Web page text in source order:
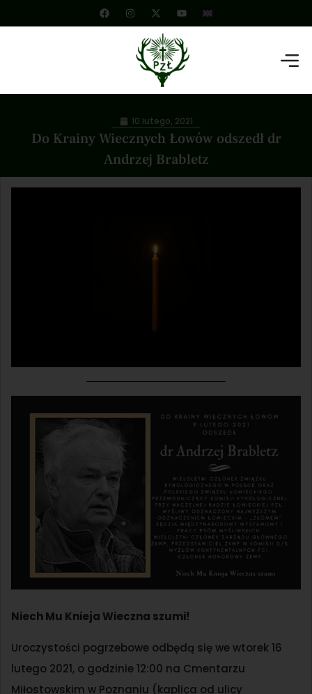
Do Krainy Wiecznych Łowów odszedł dr
Andrzej Brabletz
10 lutego, 2021
Niech Mu Knieja Wieczna szumi!
Uroczystości pogrzebowe odbędą się we wtorek 16
lutego 2021, o godzinie 12:00 na Cmentarzu
Miłostowskim w Poznaniu (kaplica od ulicy